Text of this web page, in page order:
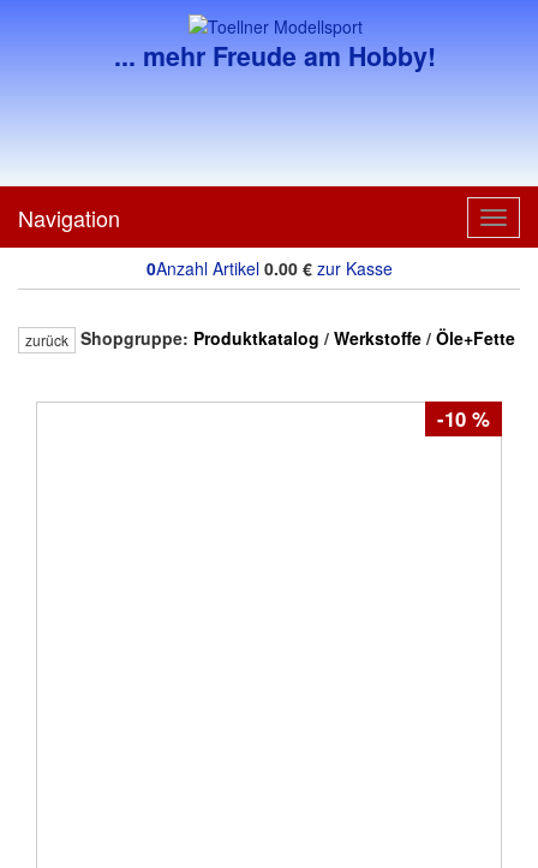
... mehr Freude am Hobby!
Navigation
0Anzahl Artikel 0.00€ zur Kasse
zurück Shopgruppe: Produktkatalog / Werkstoffe / Öle+Fette
-10 %